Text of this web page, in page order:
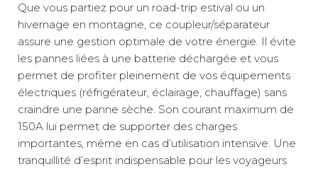
Que vous partiez pour un road-trip estival ou un
hivernage en montagne, ce coupleur/séparateur
assure une gestion optimale de votre énergie. Il évite
les pannes liées à une batterie déchargée et vous
permet de profiter pleinement de vos équipements
électriques (réfrigérateur, éclairage, chauffage) sans
craindre une panne sèche. Son courant maximum de
150A lui permet de supporter des charges
importantes, même en cas d’utilisation intensive. Une
tranquillité d’esprit indispensable pour les voyageurs